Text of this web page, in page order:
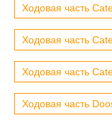
Ходовая часть
Ходовая часть
Ходовая часть
Ходовая часть